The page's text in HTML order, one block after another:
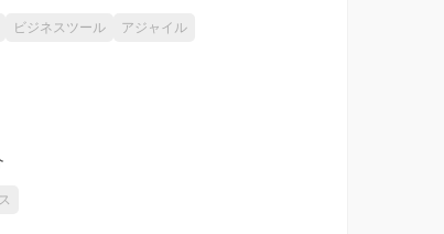
ビジネスツール アジャイル